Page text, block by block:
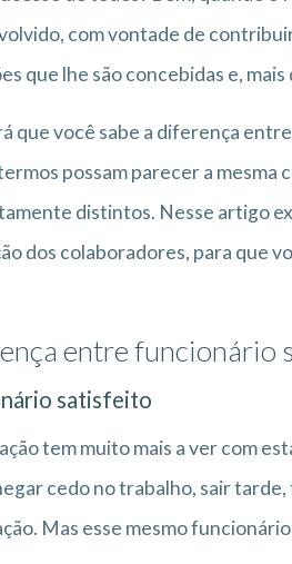
com vontade de
que lhe são concebidas e,
que você sabe a diferença
possam parecer a mesma
distintos. Nesse artigo
dos colaboradores, para que
entre funcionário
satisfeito
tem muito mais a ver com
cedo no trabalho, sair
Mas esse mesmo